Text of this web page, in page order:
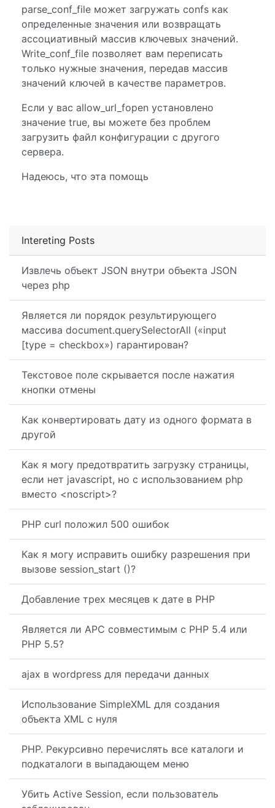
Intereting Posts
Извлечь объект JSON внутри объекта JSON
через php
Является ли порядок результирующего
массива document.querySelectorAll («input
[type = checkbox») гарантирован?
Текстовое поле скрывается после нажатия
кнопки отмены
Как конвертировать дату из одного формата в
другой
Как я могу предотвратить загрузку страницы,
если нет javascript, но с использованием php
вместо <noscript>?
PHP curl положил 500 ошибок
Как я могу исправить ошибку разрешения при
вызове session_start ()?
Добавление трех месяцев к дате в PHP
Является ли APC совместимым с PHP 5.4 или
PHP 5.5?
ajax в wordpress для передачи данных
Использование SimpleXML для создания
объекта XML с нуля
PHP. Рекурсивно перечислять все каталоги и
подкаталоги в выпадающем меню
Убить Active Session, если пользователь
parse_conf_file может загружать confs как
определенные значения или возвращать
ассоциативный массив ключевых значений.
Write_conf_file позволяет вам переписать
только нужные значения, передав массив
значений ключей в качестве параметров.
Если у вас allow_url_fopen установлено
значение true, вы можете без проблем
загрузить файл конфигурации с другого
сервера.
Надеюсь, что эта помощь